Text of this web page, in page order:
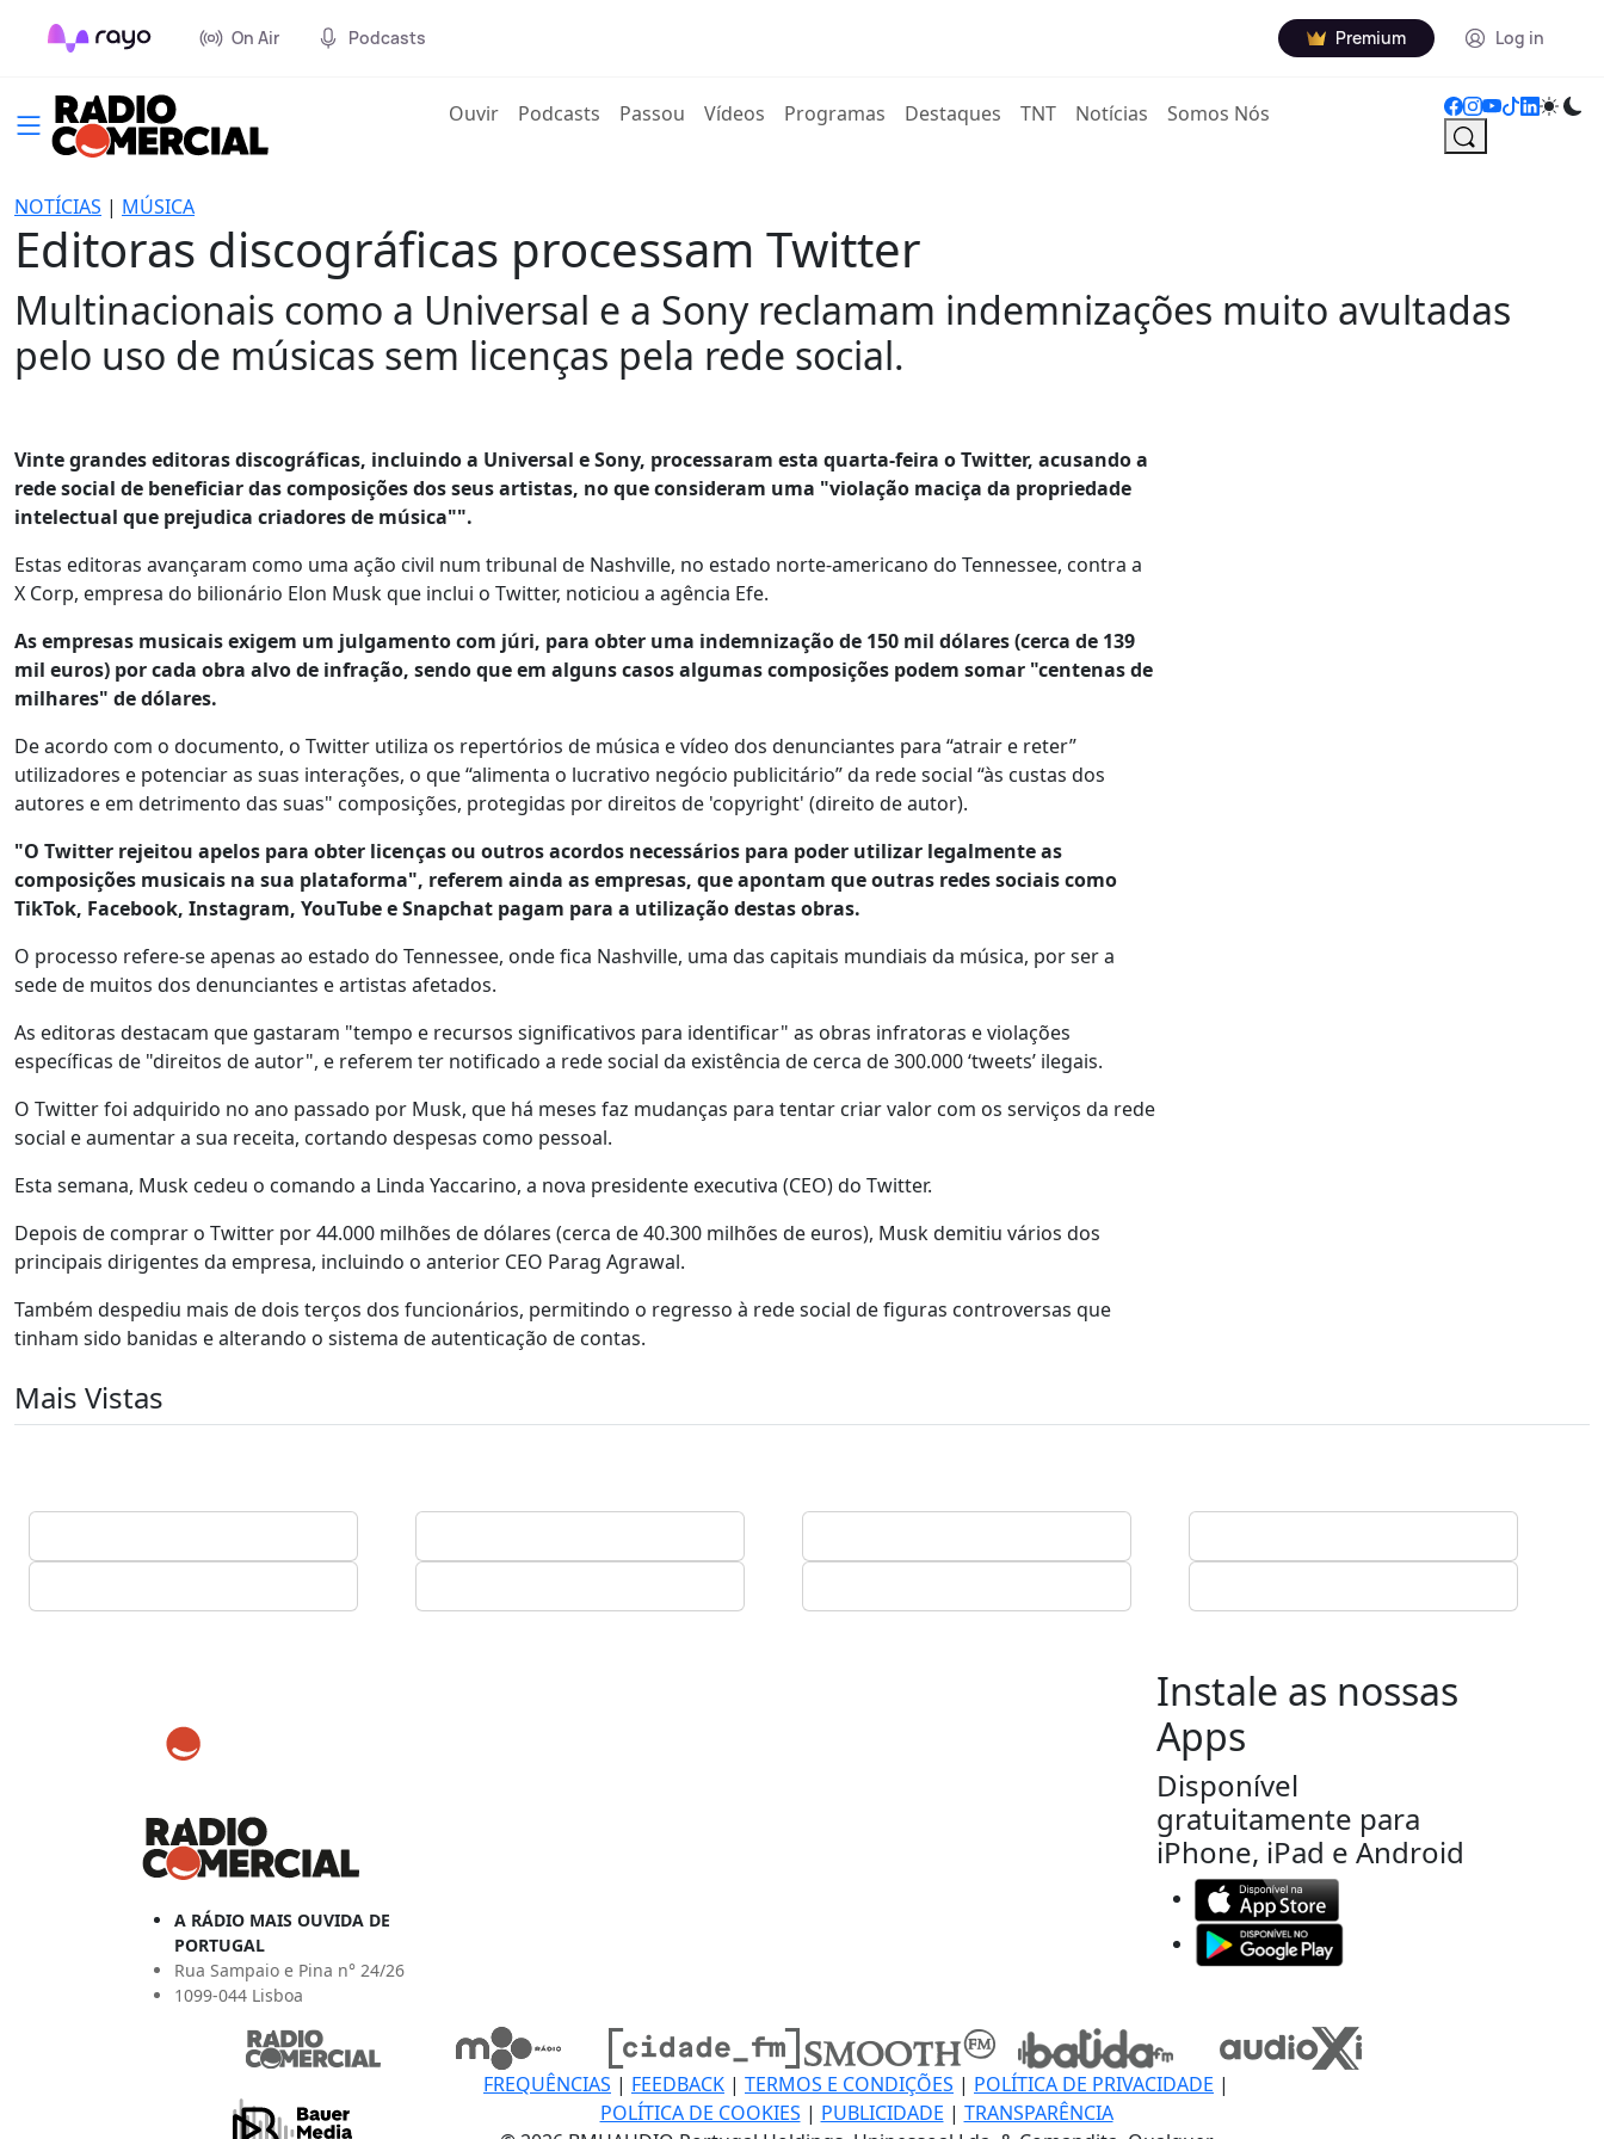
On Air Podcasts Premium Log in
Ouvir(current)
Podcasts Passou Vídeos Programas Destaques TNT Notícias Somos Nós
NOTÍCIAS | MÚSICA
Editoras discográficas processam Twitter
Multinacionais como a Universal e a Sony reclamam indemnizações muito avultadas
pelo uso de músicas sem licenças pela rede social.
Vinte grandes editoras discográficas, incluindo a Universal e Sony, processaram esta quarta-feira o Twitter, acusando a
rede social de beneficiar das composições dos seus artistas, no que consideram uma "violação maciça da propriedade
intelectual que prejudica criadores de música"".
Estas editoras avançaram como uma ação civil num tribunal de Nashville, no estado norte-americano do Tennessee, contra a
X Corp, empresa do bilionário Elon Musk que inclui o Twitter, noticiou a agência Efe.
As empresas musicais exigem um julgamento com júri, para obter uma indemnização de 150 mil dólares (cerca de 139
mil euros) por cada obra alvo de infração, sendo que em alguns casos algumas composições podem somar "centenas de
milhares" de dólares.
De acordo com o documento, o Twitter utiliza os repertórios de música e vídeo dos denunciantes para “atrair e reter”
utilizadores e potenciar as suas interações, o que “alimenta o lucrativo negócio publicitário” da rede social “às custas dos
autores e em detrimento das suas" composições, protegidas por direitos de 'copyright' (direito de autor).
"O Twitter rejeitou apelos para obter licenças ou outros acordos necessários para poder utilizar legalmente as
composições musicais na sua plataforma", referem ainda as empresas, que apontam que outras redes sociais como
TikTok, Facebook, Instagram, YouTube e Snapchat pagam para a utilização destas obras.
O processo refere-se apenas ao estado do Tennessee, onde fica Nashville, uma das capitais mundiais da música, por ser a
sede de muitos dos denunciantes e artistas afetados.
As editoras destacam que gastaram "tempo e recursos significativos para identificar" as obras infratoras e violações
específicas de "direitos de autor", e referem ter notificado a rede social da existência de cerca de 300.000 ‘tweets’ ilegais.
O Twitter foi adquirido no ano passado por Musk, que há meses faz mudanças para tentar criar valor com os serviços da rede
social e aumentar a sua receita, cortando despesas como pessoal.
Esta semana, Musk cedeu o comando a Linda Yaccarino, a nova presidente executiva (CEO) do Twitter.
Depois de comprar o Twitter por 44.000 milhões de dólares (cerca de 40.300 milhões de euros), Musk demitiu vários dos
principais dirigentes da empresa, incluindo o anterior CEO Parag Agrawal.
Também despediu mais de dois terços dos funcionários, permitindo o regresso à rede social de figuras controversas que
tinham sido banidas e alterando o sistema de autenticação de contas.
Mais Vistas
A RÁDIO MAIS OUVIDA DE
PORTUGAL
Rua Sampaio e Pina n° 24/26
1099-044 Lisboa
Instale as nossas
Apps
Disponível
gratuitamente para
iPhone, iPad e Android
FREQUÊNCIAS | FEEDBACK | TERMOS E CONDIÇÕES | POLÍTICA DE PRIVACIDADE |
POLÍTICA DE COOKIES | PUBLICIDADE | TRANSPARÊNCIA